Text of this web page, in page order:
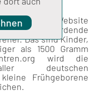
- Die Website
an werdende
Das sind Kinder,
als 1500 Gramm
wird die
deutschen
Frühgeborene